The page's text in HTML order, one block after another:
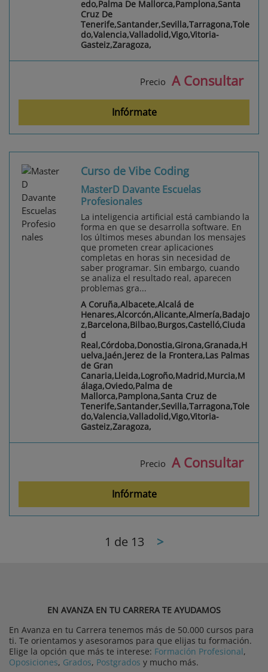
edo,Palma De Mallorca,Pamplona,Santa
Cruz De
Tenerife,Santander,Sevilla,Tarragona,Tole
do,Valencia,Valladolid,Vigo,Vitoria-
Gasteiz,Zaragoza,
Precio A Consultar
Infórmate
Curso de Vibe Coding
MasterD Davante Escuelas
Profesionales
La inteligencia artificial está cambiando la
forma en que se desarrolla software. En
los últimos meses abundan los mensajes
que prometen crear aplicaciones
completas en horas sin necesidad de
saber programar. Sin embargo, cuando
se analiza el resultado real, aparecen
problemas gra...
A Coruña,Albacete,Alcalá de
Henares,Alcorcón,Alicante,Almería,Badajo
z,Barcelona,Bilbao,Burgos,Castelló,Ciuda
d
Real,Córdoba,Donostia,Girona,Granada,H
uelva,Jaén,Jerez de la Frontera,Las Palmas
de Gran
Canaria,Lleida,Logroño,Madrid,Murcia,M
álaga,Oviedo,Palma de
Mallorca,Pamplona,Santa Cruz de
Tenerife,Santander,Sevilla,Tarragona,Tole
do,Valencia,Valladolid,Vigo,Vitoria-
Gasteiz,Zaragoza,
Precio A Consultar
Infórmate
1 de 13 >
EN AVANZA EN TU CARRERA TE AYUDAMOS
En Avanza en tu Carrera tenemos más de 50.000 cursos para
ti. Te orientamos y asesoramos para que elijas tu formación.
Elige la opción que más te interese: Formación Profesional,
Oposiciones, Grados, Postgrados y mucho más.